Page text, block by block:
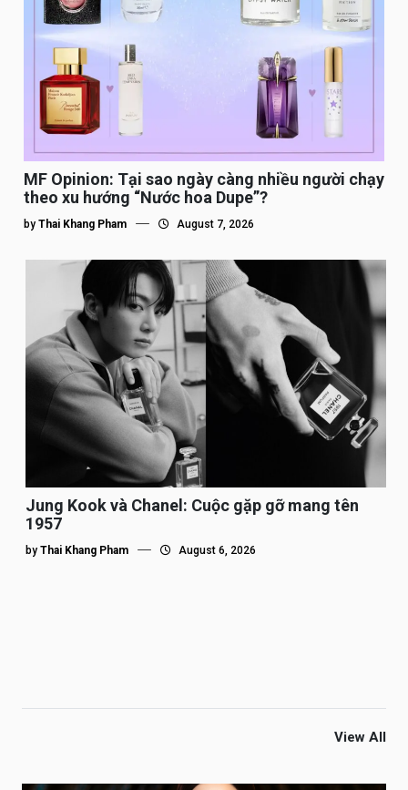
MF Opinion: Tại sao ngày càng nhiều người chạy
theo xu hướng “Nước hoa Dupe”?
by Thai Khang Pham August 7, 2026
Jung Kook và Chanel: Cuộc gặp gỡ mang tên
1957
by Thai Khang Pham August 6, 2026
View All